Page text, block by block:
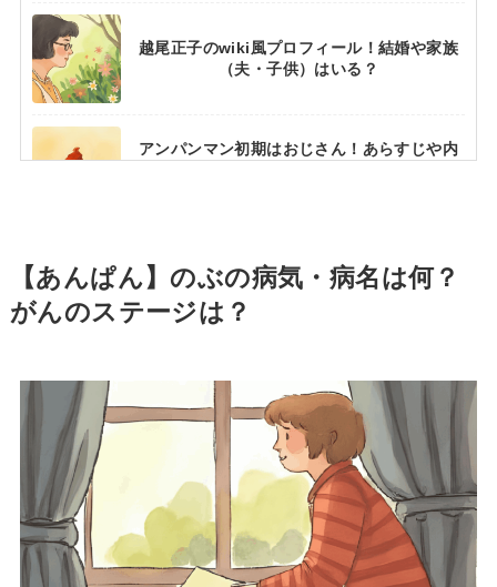
越尾正子のwiki風プロフィール！結婚や家族
（夫・子供）はいる？
アンパンマン初期はおじさん！あらすじや内
「男女禁制」手塚治虫が掲げた意味とは？仕
事部屋のこだわりを深堀り！
ヤムおじさんの年齢は今何歳？おじいちゃん
姿で再登場【あんぱん屋村草吉】
【画像】千夜一夜物語のキャラクターまと
め！やなせたかしとの関係とは？【アニメ】
【あんぱん】のぶの病気・病名は何？
がんのステージは？